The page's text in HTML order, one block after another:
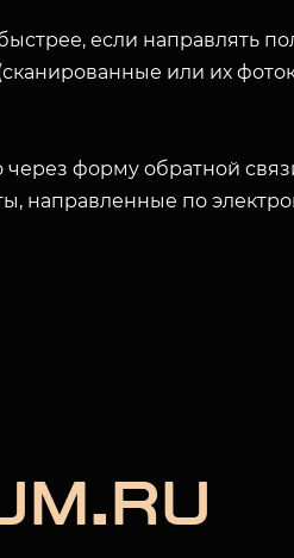
если направлять
или их
форму обратной
направленные по